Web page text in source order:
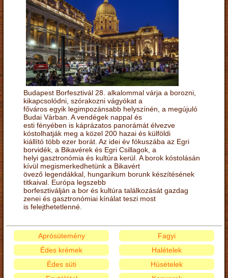
Budapest Borfesztivál 28. alkalommal várja a borozni,
kikapcsolódni, szórakozni vágyókat a
főváros egyik legimpozánsabb helyszínén, a megújuló
Budai Várban. A vendégek nappal és
esti fényében is káprázatos panorámát élvezve
kóstolhatják meg a közel 200 hazai és külföldi
kiállító több ezer borát. Az idei év fókuszába az Egri
borvidék, a Bikavérek és Egri Csillagok, a
helyi gasztronómia és kultúra kerül. A borok kóstolásán
kívül megismerkedhetünk a Bikavért
övező legendákkal, hungarikum borunk készítésének
titkaival. Európa legszebb
borfesztiválján a bor és kultúra találkozását gazdag
zenei és gasztronómiai kínálat teszi most
is felejthetetlenné.
Aprósütemény
Édes krémek
Édes süti
Fagyi
Halételek
Húsételek